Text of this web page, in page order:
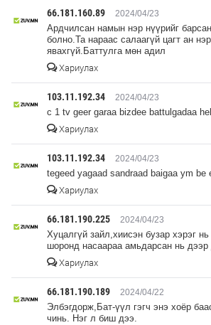
66.181.160.89 2024/04/23
Ардчилсан намын нэр нүүрийг
болно.Та нараас салаагүй цагт ан
явахгүй.Баттулга мөн адил
Хариулах
103.11.192.34 2024/04/23
c 1 tv geer garaa bizdee battulgadaa
Хариулах
103.11.192.34 2024/04/23
tegeed yagaad sandraad baigaa ym be
Хариулах
66.181.190.225 2024/04/23
Хуцалгүй зайл,хиисэн бузар хэрэг
шоронд насаараа амьдарсан нь дээр
Хариулах
66.181.190.189 2024/04/22
Элбэгдорж,Бат-үүл гэгч энэ хоёр
чинь. Нэг л биш дээ.